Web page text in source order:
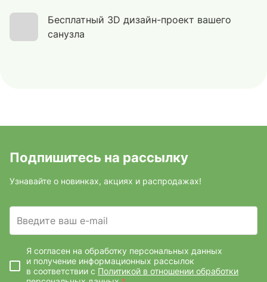
Бесплатный 3D дизайн-проект вашего
санузла
Подпишитесь на рассылку
Узнавайте о новинках, акциях и распродажах!
Введите ваш e-mail
Я согласен на обработку персональных данных
и получение информационных рассылок
в соответствии с Политикой в отношении обработки